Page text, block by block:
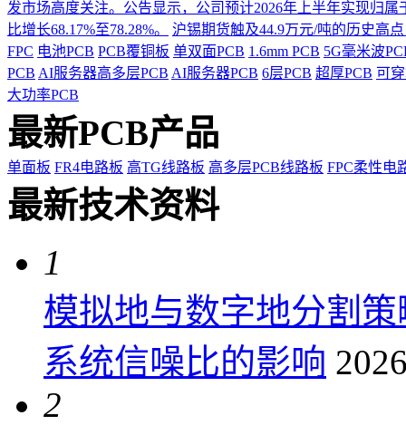
发市场高度关注。公告显示，公司预计2026年上半年实现归
比增长68.17%至78.28%。
沪锡期货触及44.9万元/吨的历史高
FPC 电池PCB PCB覆铜板 单双面PCB 1.6mm PCB 5G毫米波
PCB AI服务器高多层PCB AI服务器PCB 6层PCB 超厚PCB 可
大功率PCB
最新PCB产品
单面板 FR4电路板 高TG线路板 高多层PCB线路板 FPC柔性电
最新技术资料
1
模拟地与数字地分割
系统信噪比的影响
2